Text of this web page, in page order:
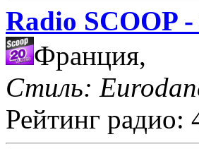
Radio SCOOP
Франция,
Стиль:
Рейтинг радио: